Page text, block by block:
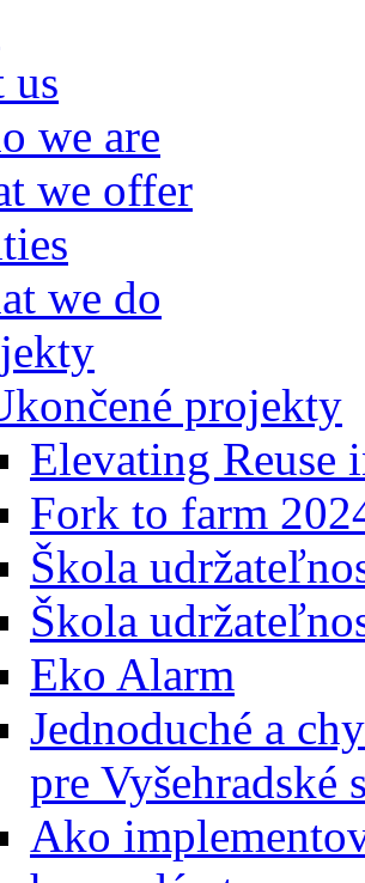
us
we are
we offer
we do
projekty
Elevating Reuse
Fork to farm
Škola
Škola
Eko Alarm
Jednoduché a
pre Vyšehradské
Ako